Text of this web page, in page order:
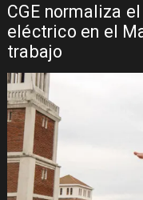
CGE normaliza
eléctrico en el
trabajo